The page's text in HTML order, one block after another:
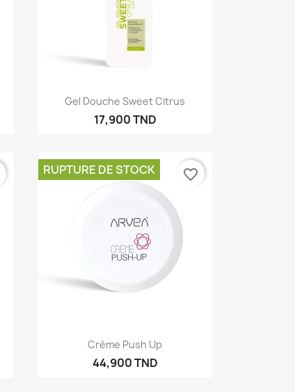
Aperçu rapide
Gel Douche Sweet Citrus
17,900 TND
Aperçu rapide
Crème Push Up
44,900 TND
RUPTURE DE STOCK favorite_border